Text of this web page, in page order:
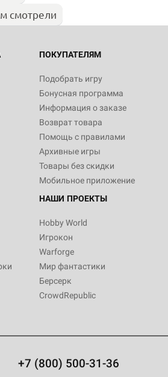
смотрели
ПОКУПАТЕЛЯМ
Подобрать игру
Бонусная программа
Информация о заказе
Возврат товара
Помощь с правилами
Архивные игры
Товары без скидки
Мобильное приложение
НАШИ ПРОЕКТЫ
Hobby World
Игрокон
Warforge
Мир фантастики
Берсерк
CrowdRepublic
+7 (800) 500-31-36